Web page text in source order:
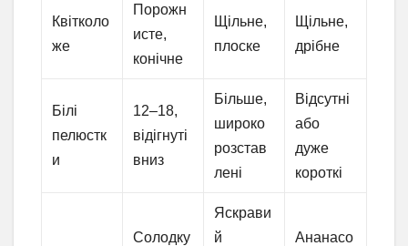
Квітколо
же
Порожн
исте,
конічне
Щільне,
плоске
Щільне,
дрібне
Білі
пелюстк
и
12–18,
відігнуті
вниз
Більше,
широко
розстав
лені
Відсутні
або
дуже
короткі
Солодку
Яскрави
й
Ананасо